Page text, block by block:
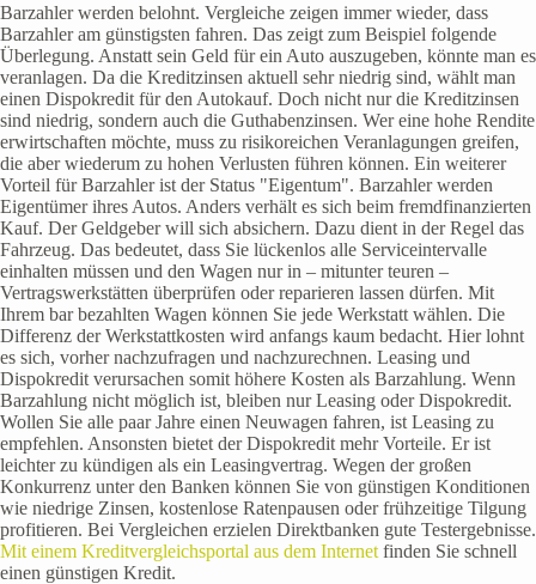
Barzahler werden belohnt. Vergleiche zeigen immer wieder, dass
Barzahler am günstigsten fahren. Das zeigt zum Beispiel folgende
Überlegung. Anstatt sein Geld für ein Auto auszugeben, könnte man es
veranlagen. Da die Kreditzinsen aktuell sehr niedrig sind, wählt man
einen Dispokredit für den Autokauf. Doch nicht nur die Kreditzinsen
sind niedrig, sondern auch die Guthabenzinsen. Wer eine hohe Rendite
erwirtschaften möchte, muss zu risikoreichen Veranlagungen greifen,
die aber wiederum zu hohen Verlusten führen können. Ein weiterer
Vorteil für Barzahler ist der Status "Eigentum". Barzahler werden
Eigentümer ihres Autos. Anders verhält es sich beim fremdfinanzierten
Kauf. Der Geldgeber will sich absichern. Dazu dient in der Regel das
Fahrzeug. Das bedeutet, dass Sie lückenlos alle Serviceintervalle
einhalten müssen und den Wagen nur in – mitunter teuren –
Vertragswerkstätten überprüfen oder reparieren lassen dürfen. Mit
Ihrem bar bezahlten Wagen können Sie jede Werkstatt wählen. Die
Differenz der Werkstattkosten wird anfangs kaum bedacht. Hier lohnt
es sich, vorher nachzufragen und nachzurechnen. Leasing und
Dispokredit verursachen somit höhere Kosten als Barzahlung. Wenn
Barzahlung nicht möglich ist, bleiben nur Leasing oder Dispokredit.
Wollen Sie alle paar Jahre einen Neuwagen fahren, ist Leasing zu
empfehlen. Ansonsten bietet der Dispokredit mehr Vorteile. Er ist
leichter zu kündigen als ein Leasingvertrag. Wegen der großen
Konkurrenz unter den Banken können Sie von günstigen Konditionen
wie niedrige Zinsen, kostenlose Ratenpausen oder frühzeitige Tilgung
profitieren. Bei Vergleichen erzielen Direktbanken gute Testergebnisse.
Mit einem Kreditvergleichsportal aus dem Internet finden Sie schnell
einen günstigen Kredit.